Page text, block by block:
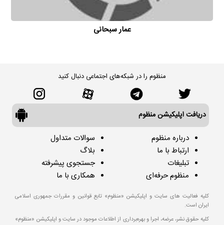
عمار سبحانی
منظوم را در شبکه‌های اجتماعی دنبال کنید
دریافت اپلیکیشن منظوم
درباره منظوم
ارتباط با ما
تبلیغات
منظوم حرفه‌ای
سوالات متداول
بلاگ
جستجوی پیشرفته
همکاری با ما
کلیه فعالیت های سایت و اپلیکیشن «منظوم» تابع قوانین و مقررات جمهوری اسلامی
ایران است.
کلیه حقوق نشر، عرضه، اجرا و بهره‌برداری از اطلاعات موجود در سایت و اپلیکیشن «منظوم»